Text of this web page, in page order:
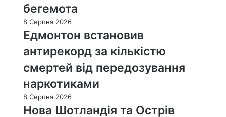
бегемота
8 Серпня 2026
Едмонтон встановив
антирекорд за кількістю
смертей від передозування
наркотиками
8 Серпня 2026
Нова Шотландія та Острів